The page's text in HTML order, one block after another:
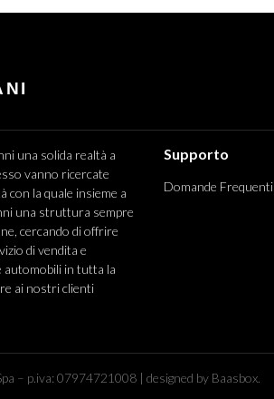
una solida realtà a
vanno ricercate
con la quale insieme a
una struttura sempre
cercando di offrire
di vendita e
automobili in tutta la
ai nostri clienti
Supporto
Domande Frequenti
– p.iva: 07974721008 | designed by Baasbox.